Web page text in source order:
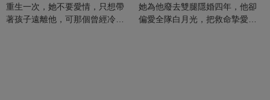
重生一次，她不要愛情，只想帶
著孩子遠離他，可那個曾經冷漠
她為他廢去雙腿隱婚四年，他卻
偏愛全隊白月光，把救命摯愛當